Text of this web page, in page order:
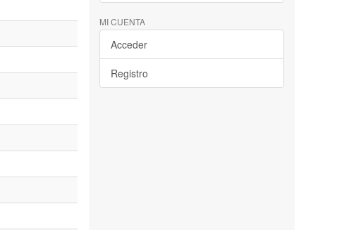
MI CUENTA
Acceder
Registro